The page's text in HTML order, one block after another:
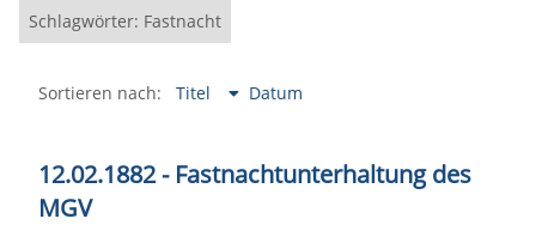
Schlagwörter: Fastnacht
Sortieren nach: Titel Datum
12.02.1882 - Fastnachtunterhaltung des
MGV